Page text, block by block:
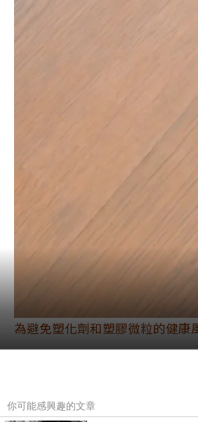
為避免塑化劑和塑膠微粒的健
別再以為使用紙餐盒就
康問題有關
你可能感興趣的文章